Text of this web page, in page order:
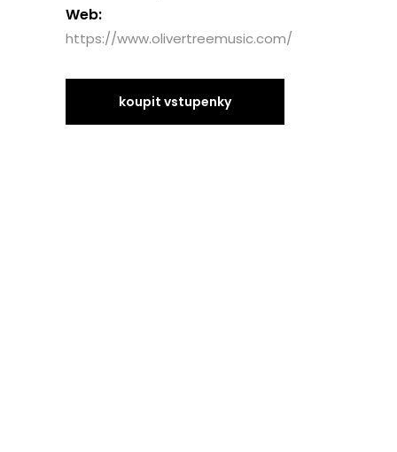
Web:
https://www.olivertreemusic.com/
koupit vstupenky